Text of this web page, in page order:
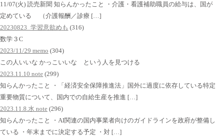
11/07(火) 読売新聞 知らんかったこと ・介護・看護補助職員の給与は、国が
定めている （介護報酬／診療 […]
20230823_学習意欲めも (316)
数学３C
2023/11/29 memo (304)
この人いいな かっこいいな という人を見つける
2023.11.10 note (299)
知らんかったこと ・「経済安全保障推進法」国外に過度に依存している特定
重要物質について、国内での自給生産を推進 […]
2023.11.8.水 note (296)
知らんかったこと ・AI関連の国内事業者向けのガイドラインを政府が整備し
ている ・年末までに決定する予定 ・対 […]